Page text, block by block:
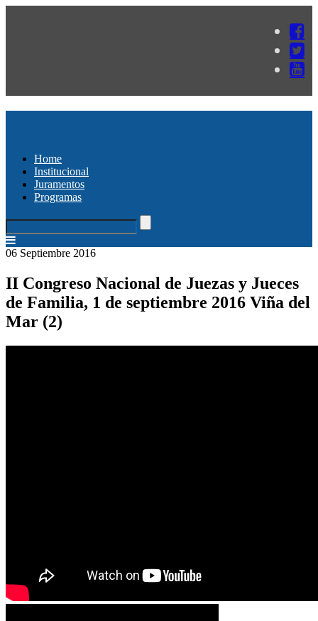
Home
Institucional
Juramentos
Programas
06 Septiembre 2016
II Congreso Nacional de Juezas y Jueces
de Familia, 1 de septiembre 2016 Viña del
Mar (2)